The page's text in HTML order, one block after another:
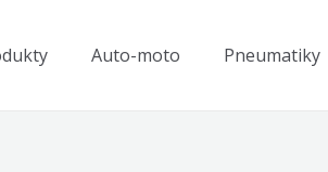
Auto-moto Pneumatiky